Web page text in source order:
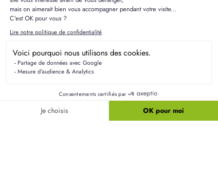
Résidences Picardes est le 1er constructeur régional de
Liens utiles
Nos terrains
Nos maisons + terrains